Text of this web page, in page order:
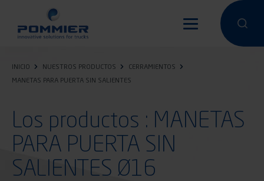
contenido
Hacer una
INICIO NUESTROS PRODUCTOS
CERRAMIENTOS
MANETAS PARA PUERTA SIN SALIENTES
Los productos : MANETAS
PARA PUERTA SIN
SALIENTES Ø16